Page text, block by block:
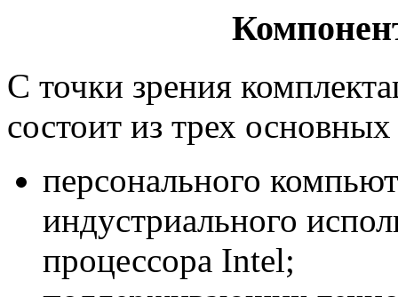
С точки зрения
состоит из трех
персонального
индустриального
процессора Intel;